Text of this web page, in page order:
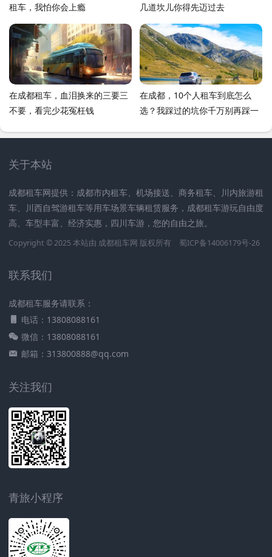
租车，我怕你会上瘾
几道坎儿你得先迈过去
在成都租车，血泪换来的三要三
不要，看完少花冤枉钱
在成都，10个人租车到底怎么
选？我踩过的坑你千万别再踩一
关于本站
成都租车网提供：成都市内租车、机场接送、商务租车、川内旅游租
车、川西自驾游租车等用车场景车辆租赁服务，成都租车游玩自由度
高、车型丰富、经济实惠，四川车游，您的自由之旅。
Copyright © 2025 本站由 成都租车网 版权所有 蜀ICP备14006179号-26
联系我们
成都租车服务请联系：
电话：13808088161
微信：13808088161
邮箱：313800888@qq.com
关注我们
青旅小程序